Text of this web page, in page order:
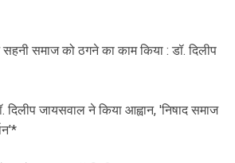
समाज को ठगने का काम किया : डॉ. दिलीप
दिलीप जायसवाल ने किया आह्वान, 'निषाद समाज